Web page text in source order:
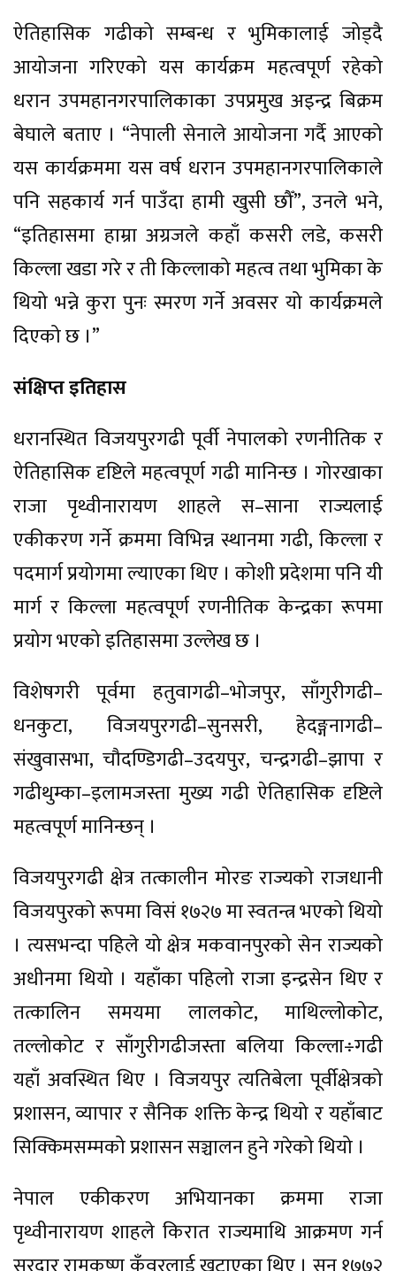
ऐतिहासिक गढीको सम्बन्ध र भुमिकालाई जोड्दै
आयोजना गरिएको यस कार्यक्रम महत्वपूर्ण रहेको
धरान उपमहानगरपालिकाका उपप्रमुख अइन्द्र बिक्रम
बेघाले बताए । “नेपाली सेनाले आयोजना गर्दै आएको
यस कार्यक्रममा यस वर्ष धरान उपमहानगरपालिकाले
पनि सहकार्य गर्न पाउँदा हामी खुसी छौँ”, उनले भने,
“इतिहासमा हाम्रा अग्रजले कहाँ कसरी लडे, कसरी
किल्ला खडा गरे र ती किल्लाको महत्व तथा भुमिका के
थियो भन्ने कुरा पुनः स्मरण गर्ने अवसर यो कार्यक्रमले
दिएको छ ।”
संक्षिप्त इतिहास
धरानस्थित विजयपुरगढी पूर्वी नेपालको रणनीतिक र
ऐतिहासिक दृष्टिले महत्वपूर्ण गढी मानिन्छ । गोरखाका
राजा पृथ्वीनारायण शाहले स–साना राज्यलाई
एकीकरण गर्ने क्रममा विभिन्न स्थानमा गढी, किल्ला र
पदमार्ग प्रयोगमा ल्याएका थिए । कोशी प्रदेशमा पनि यी
मार्ग र किल्ला महत्वपूर्ण रणनीतिक केन्द्रका रूपमा
प्रयोग भएको इतिहासमा उल्लेख छ ।
विशेषगरी पूर्वमा हतुवागढी–भोजपुर, साँगुरीगढी–
धनकुटा, विजयपुरगढी–सुनसरी, हेदङ्गनागढी–
संखुवासभा, चौदण्डिगढी–उदयपुर, चन्द्रगढी–झापा र
गढीथुम्का–इलामजस्ता मुख्य गढी ऐतिहासिक दृष्टिले
महत्वपूर्ण मानिन्छन् ।
विजयपुरगढी क्षेत्र तत्कालीन मोरङ राज्यको राजधानी
विजयपुरको रूपमा विसं १७२७ मा स्वतन्त्र भएको थियो
। त्यसभन्दा पहिले यो क्षेत्र मकवानपुरको सेन राज्यको
अधीनमा थियो । यहाँका पहिलो राजा इन्द्रसेन थिए र
तत्कालिन समयमा लालकोट, माथिल्लोकोट,
तल्लोकोट र साँगुरीगढीजस्ता बलिया किल्ला÷गढी
यहाँ अवस्थित थिए । विजयपुर त्यतिबेला पूर्वीक्षेत्रको
प्रशासन, व्यापार र सैनिक शक्ति केन्द्र थियो र यहाँबाट
सिक्किमसम्मको प्रशासन सञ्चालन हुने गरेको थियो ।
नेपाल एकीकरण अभियानका क्रममा राजा
पृथ्वीनारायण शाहले किरात राज्यमाथि आक्रमण गर्न